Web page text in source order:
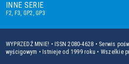
INNE SERIE
F2, F3, GP2,GP3
WYPRZEDŹ MNIE! • ISSN 2080-4628 • Serwis
wyścigowym • Istnieje od 1999 roku • Wszelkie